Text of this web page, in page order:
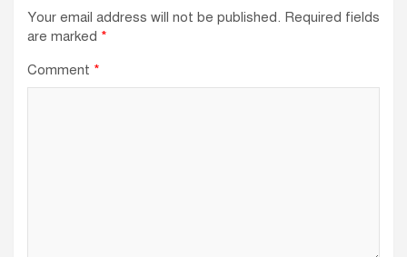
Your email address will not be published. Required fields
are marked *
Comment *